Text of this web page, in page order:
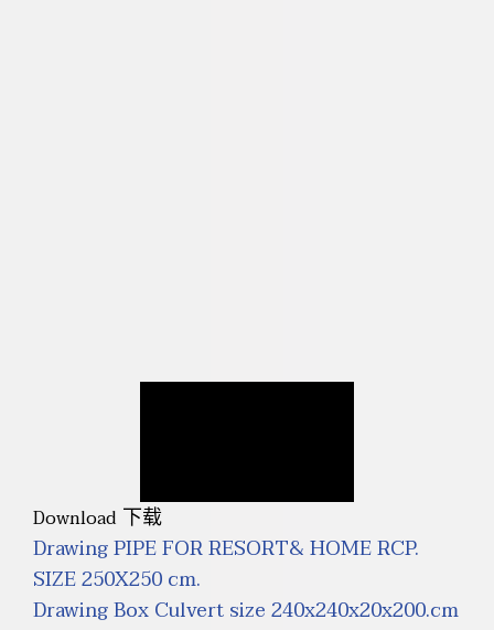
Download 下载
Drawing PIPE FOR RESORT& HOME RCP.
SIZE 250X250 cm.
Drawing Box Culvert size 240x240x20x200.cm